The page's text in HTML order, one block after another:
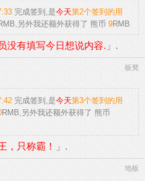
完成签到,是今天第2个签到的用
,另外我还额外获得了 熊币 9RMB
没有填写今日想说内容. 」.
板凳
完成签到,是今天第3个签到的用
RMB,另外我还额外获得了 熊币
，只称霸！ 」.
地板